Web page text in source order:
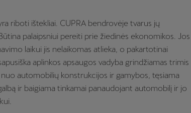
riboti ištekliai. CUPRA bendrovėje tvarus jų
palaipsniui pereiti prie žiedinės ekonomikos. Jos
laikui jis nelaikomas atlieka, o pakartotinai
aplinkos apsaugos vadyba grindžiamas trimis
nuo automobilių konstrukcijos ir gamybos, tęsiama
ir baigiama tinkamai panaudojant automobilį ir jo